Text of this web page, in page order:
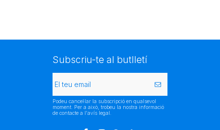
Subscriu-te al butlletí
Podeu cancel·lar la subscripció en qualsevol
moment. Per a això, trobeu la nostra informació
de contacte a l'avís legal.